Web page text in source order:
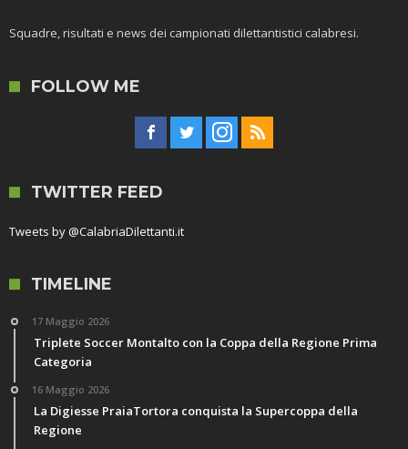
Squadre, risultati e news dei campionati dilettantistici calabresi.
FOLLOW ME
TWITTER FEED
Tweets by @CalabriaDilettanti.it
TIMELINE
17 Maggio 2026
Triplete Soccer Montalto con la Coppa della Regione Prima
Categoria
16 Maggio 2026
La Digiesse PraiaTortora conquista la Supercoppa della
Regione